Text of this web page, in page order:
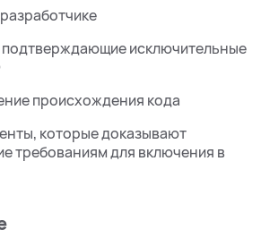
исключительные
происхождения кода
которые доказывают
требованиям для включения в